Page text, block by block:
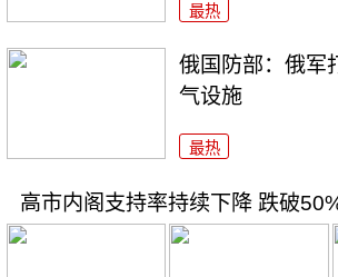
最热
俄国防部：俄军
气设施
最热
高市内阁支持率持续下降 跌破